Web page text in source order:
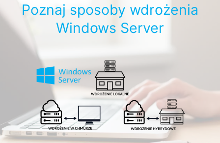
Poznaj sposoby wdrożenia
Windows Server